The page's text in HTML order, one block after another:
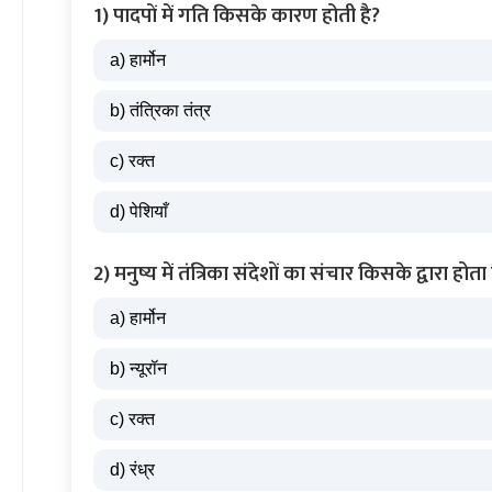
1) पादपों में गति किसके कारण होती है?
a) हार्मोन
b) तंत्रिका तंत्र
c) रक्त
d) पेशियाँ
2) मनुष्य में तंत्रिका संदेशों का संचार किसके द्वारा
a) हार्मोन
b) न्यूरॉन
c) रक्त
d) रंध्र